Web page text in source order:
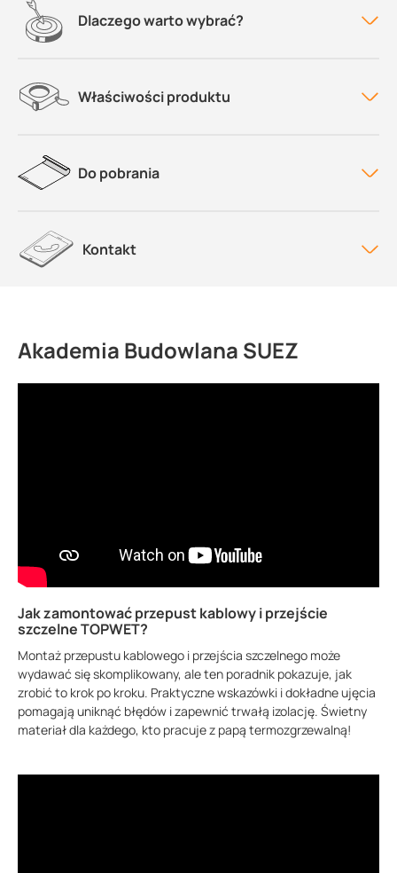
Dlaczego warto wybrać?
Właściwości produktu
Do pobrania
Kontakt
Akademia Budowlana SUEZ
Jak zamontować przepust kablowy i przejście
szczelne TOPWET?
Montaż przepustu kablowego i przejścia szczelnego może
wydawać się skomplikowany, ale ten poradnik pokazuje, jak
zrobić to krok po kroku. Praktyczne wskazówki i dokładne ujęcia
pomagają uniknąć błędów i zapewnić trwałą izolację. Świetny
materiał dla każdego, kto pracuje z papą termozgrzewalną!